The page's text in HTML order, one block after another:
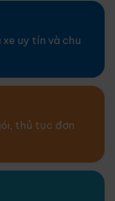
uy tín và chu
thủ tục đơn